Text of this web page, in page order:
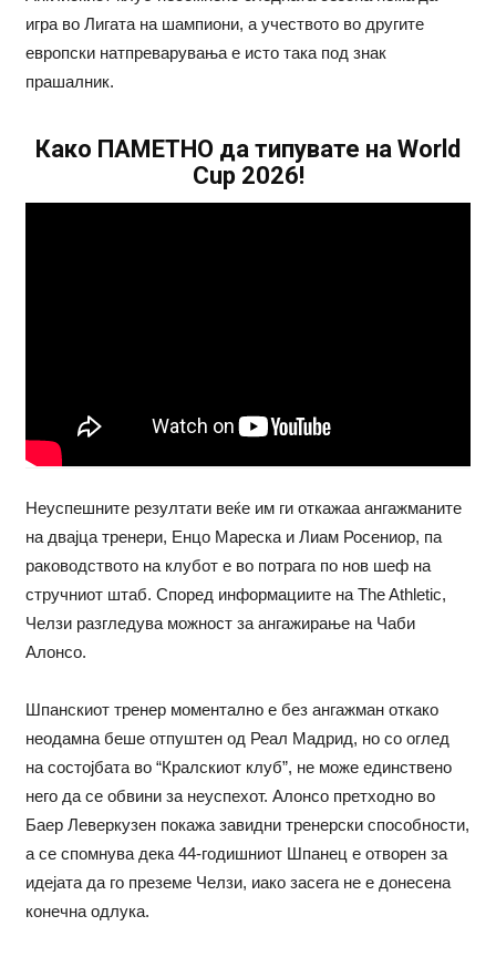
игра во Лигата на шампиони, а учеството во другите
европски натпреварувања е исто така под знак
прашалник.
Како ПАМЕТНО да типувате на World
Cup 2026!
Неуспешните резултати веќе им ги откажаа ангажманите
на двајца тренери, Енцо Мареска и Лиам Росениор, па
раководството на клубот е во потрага по нов шеф на
стручниот штаб. Според информациите на The Athletic,
Челзи разгледува можност за ангажирање на Чаби
Алонсо.
Шпанскиот тренер моментално е без ангажман откако
неодамна беше отпуштен од Реал Мадрид, но со оглед
на состојбата во “Кралскиот клуб”, не може единствено
него да се обвини за неуспехот. Алонсо претходно во
Баер Леверкузен покажа завидни тренерски способности,
а се спомнува дека 44-годишниот Шпанец е отворен за
идејата да го преземе Челзи, иако засега не е донесена
конечна одлука.